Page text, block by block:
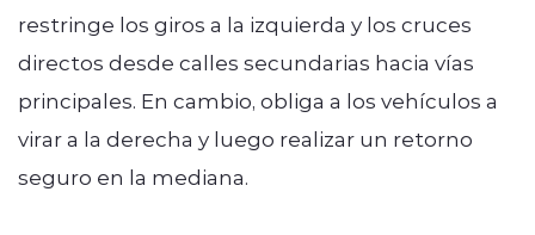
restringe los giros a la izquierda y los cruces
directos desde calles secundarias hacia vías
principales. En cambio, obliga a los vehículos a
virar a la derecha y luego realizar un retorno
seguro en la mediana.